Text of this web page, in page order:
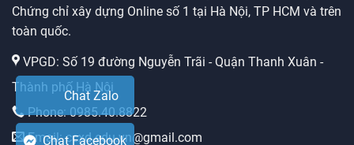
Chứng chỉ xây dựng Online số 1 tại Hà Nội, TP HCM và trên
toàn quốc.
VPGD: Số 19 đường Nguyễn Trãi - Quận Thanh Xuân -
Thành phố Hà Nội
Phone: 0985.40.8822
Email: ccxd.edu.vn@gmail.com
Chat Zalo
Chat Facebook